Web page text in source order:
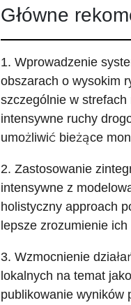
Główne
1. Wprowadzenie
obszarach o wysokim
szczególnie w strefach
intensywne ruchy
umożliwić bieżące
2. Zastosowanie
intensywne z
holistyczny approach
lepsze zrozumienie ich
3. Wzmocnienie
lokalnych na temat
publikowanie wyników